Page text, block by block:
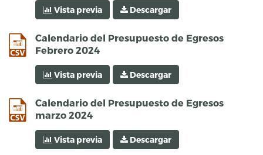
Vista previa Descargar
Calendario del Presupuesto de Egresos
Febrero 2024
csv
Vista previa Descargar
Calendario del Presupuesto de Egresos
marzo 2024
csv
Vista previa Descargar